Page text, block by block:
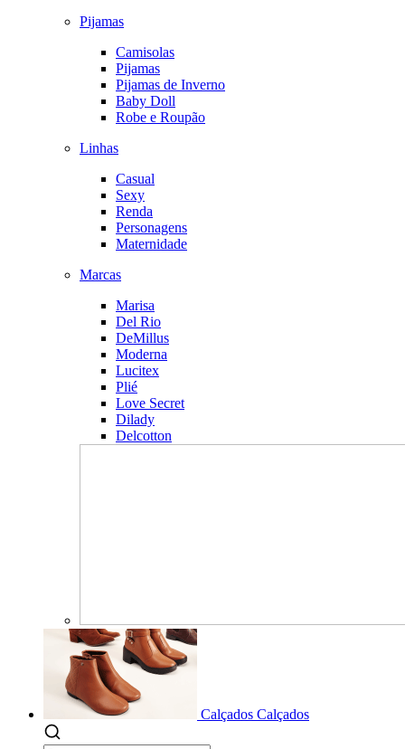
Pijamas
Camisolas
Pijamas
Pijamas de Inverno
Baby Doll
Robe e Roupão
Linhas
Casual
Sexy
Renda
Personagens
Maternidade
Marcas
Marisa
Del Rio
DeMillus
Moderna
Lucitex
Plié
Love Secret
Dilady
Delcotton
Calçados Calçados